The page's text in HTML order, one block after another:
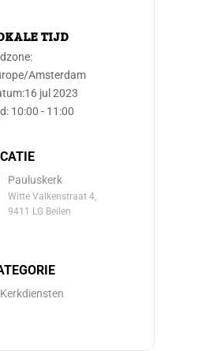
TIJD
Amsterdam
16 jul 2023
10:00 - 11:00
Pauluskerk
Witte Valkenstraat 4,
9411 LG Beilen
Kerkdiensten